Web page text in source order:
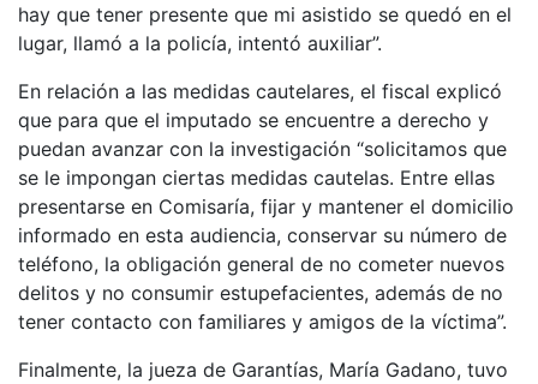
hay que tener presente que mi asistido se quedó en el
lugar, llamó a la policía, intentó auxiliar”.
En relación a las medidas cautelares, el fiscal explicó
que para que el imputado se encuentre a derecho y
puedan avanzar con la investigación “solicitamos que
se le impongan ciertas medidas cautelas. Entre ellas
presentarse en Comisaría, fijar y mantener el domicilio
informado en esta audiencia, conservar su número de
teléfono, la obligación general de no cometer nuevos
delitos y no consumir estupefacientes, además de no
tener contacto con familiares y amigos de la víctima”.
Finalmente, la jueza de Garantías, María Gadano, tuvo